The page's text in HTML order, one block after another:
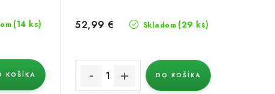
(14 ks)
KOŠÍKA
Skladom (29 ks)
52,99 €
DO KOŠÍKA